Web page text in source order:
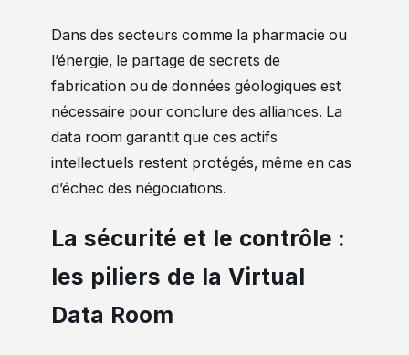
Dans des secteurs comme la pharmacie ou
l’énergie, le partage de secrets de
fabrication ou de données géologiques est
nécessaire pour conclure des alliances. La
data room garantit que ces actifs
intellectuels restent protégés, même en cas
d’échec des négociations.
La sécurité et le contrôle :
les piliers de la Virtual
Data Room